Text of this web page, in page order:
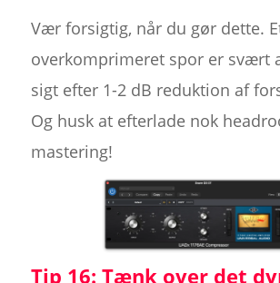
Vær forsigtig, når du gør dette.
overkomprimeret spor er svært
sigt efter 1-2 dB reduktion af
Og husk at efterlade nok
mastering!
Tip 16: Tænk over det